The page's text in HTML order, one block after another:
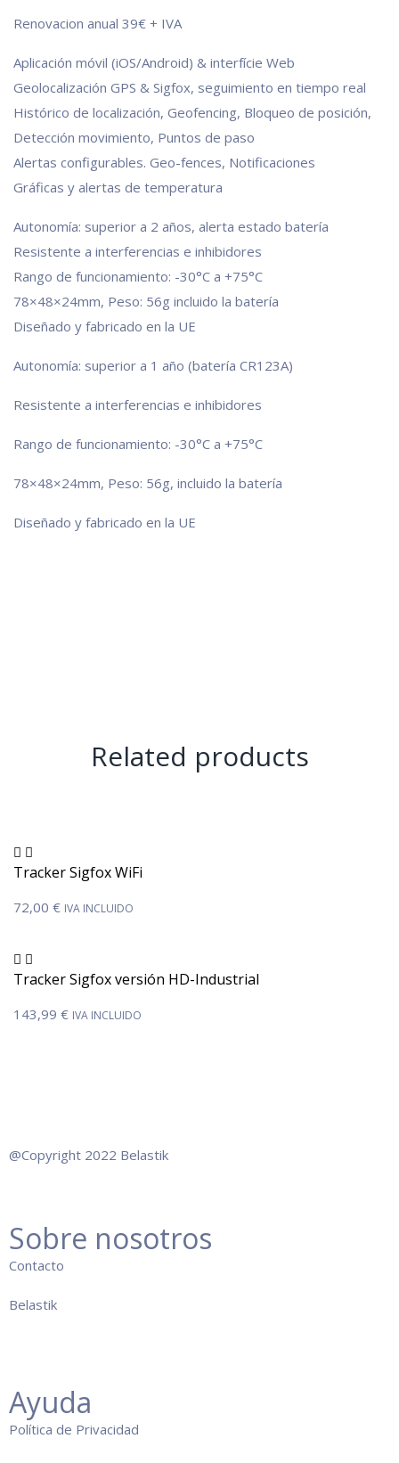
Renovacion anual 39€ + IVA
Aplicación móvil (iOS/Android) & interfície Web
Geolocalización GPS & Sigfox, seguimiento en tiempo real
Histórico de localización, Geofencing, Bloqueo de posición,
Detección movimiento, Puntos de paso
Alertas configurables. Geo-fences, Notificaciones
Gráficas y alertas de temperatura
Autonomía: superior a 2 años, alerta estado batería
Resistente a interferencias e inhibidores
Rango de funcionamiento: -30°C a +75°C
78×48×24mm, Peso: 56g incluido la batería
Diseñado y fabricado en la UE
Autonomía: superior a 1 año (batería CR123A)
Resistente a interferencias e inhibidores
Rango de funcionamiento: -30°C a +75°C
78×48×24mm, Peso: 56g, incluido la batería
Diseñado y fabricado en la UE
Related products
Tracker Sigfox WiFi
72,00 € IVA INCLUIDO
Tracker Sigfox versión HD-Industrial
143,99 € IVA INCLUIDO
@Copyright 2022 Belastik
Sobre nosotros
Contacto
Belastik
Ayuda
Política de Privacidad